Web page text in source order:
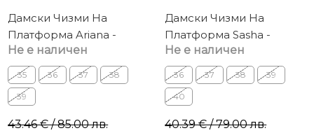
Дамски Чизми На
Платформа Ariana -
черни
Не е наличен
35 36 37 38
39
43.46 € / 85.00 лв.
Дамски Чизми На
Платформа Sasha -
черни
Не е наличен
36 37 38 39
40
40.39 € / 79.00 лв.